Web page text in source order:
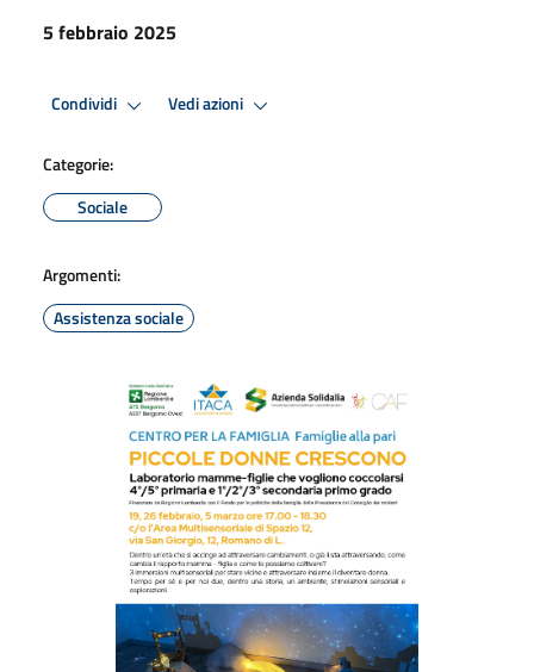
5 febbraio 2025
Condividi Vedi azioni
Categorie:
Sociale
Argomenti:
Assistenza sociale